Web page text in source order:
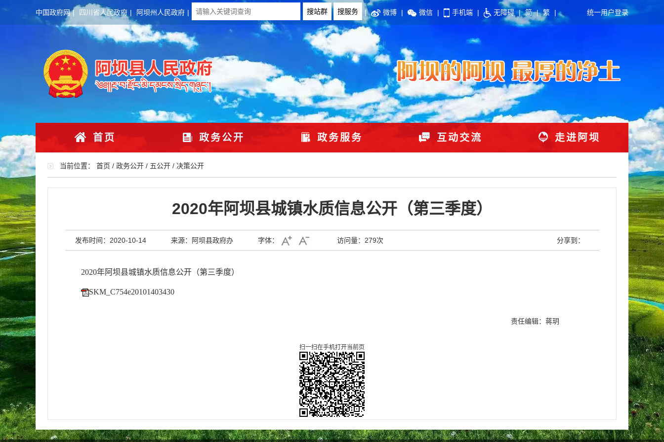
中国政府网 | 四川省人民政府 | 阿坝州人民政府 | | 微博 | 微信 | 手机端 | 无障碍 | 简 | 繁 | 统一用户登录
首页 政务公开 政务服务 互动交流 走进阿坝
当前位置： 首页 / 政务公开 / 五公开 / 决策公开
2020年阿坝县城镇水质信息公开（第三季度）
发布时间：2020-10-14 来源：阿坝县政府办 字体： 访问量： 279次 分享到：
2020年阿坝县城镇水质信息公开（第三季度）
SKM_C754e20101403430
责任编辑：蒋玥
扫一扫在手机打开当前页